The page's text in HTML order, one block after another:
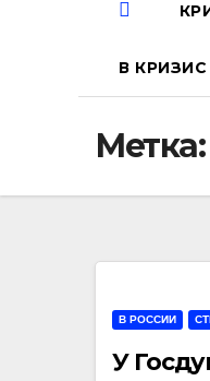
В КРИЗИС
Метка:
В РОССИИ
У